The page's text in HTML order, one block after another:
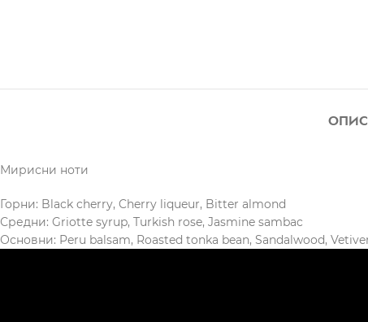
ОПИС
Мирисни ноти
Горни: Black cherry, Cherry liqueur, Bitter almond
Средни: Griotte syrup, Turkish rose, Jasmine sambac
Основни: Peru balsam, Roasted tonka bean, Sandalwood,